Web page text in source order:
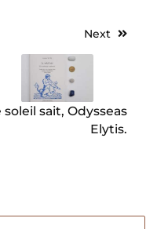
Next
soleil sait, Odysseas
Elytis.